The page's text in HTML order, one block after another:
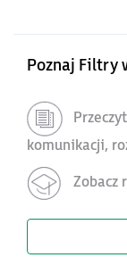
Poznaj Filtry
komunikacji,
Zobacz